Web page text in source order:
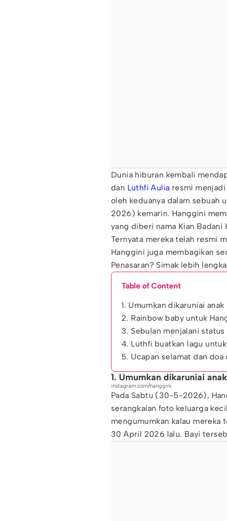
Dunia hiburan kembali
dan Luthfi Aulia resmi
oleh keduanya dalam sebuah
2026) kemarin. Hanggini
yang diberi nama Kian Badani
Ternyata mereka telah resmi
Hanggini juga membagikan
Penasaran? Simak lebih
Table of Content
1. Umumkan dikaruniai
2. Rainbow baby untuk
3. Sebulan menjalani status
4. Luthfi buatkan lagu
5. Ucapan selamat dan doa
1. Umumkan dikaruniai
instagram.com/hanggini
Pada Sabtu (30-5-2026),
serangkaian foto keluarga
mengumumkan kalau mereka
30 April 2026 lalu. Bayi